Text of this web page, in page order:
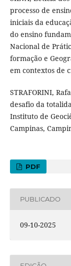
processo de
iniciais da
do ensino
Nacional de
formação e
em contextos de
STRAFORINI,
desafio da
Instituto de
Campinas,
PDF
PUBLICADO
09-10-2025